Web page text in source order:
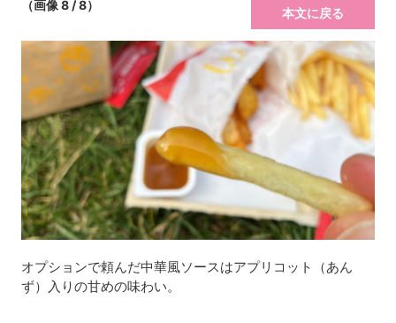
（画像 8 / 8）
本文に戻る
オプションで頼んだ中華風ソースはアプリコット（あん
ず）入りの甘めの味わい。